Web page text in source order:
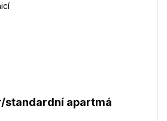
standardní apartmá